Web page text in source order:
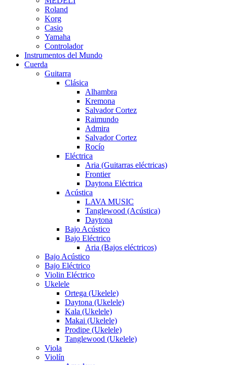
Roland
Korg
Casio
Yamaha
Controlador
Instrumentos del Mundo
Cuerda
Guitarra
Clásica
Alhambra
Kremona
Salvador Cortez
Raimundo
Admira
Salvador Cortez
Rocío
Eléctrica
Aria (Guitarras eléctricas)
Frontier
Daytona Eléctrica
Acústica
LAVA MUSIC
Tanglewood (Acústica)
Daytona
Bajo Acústico
Bajo Eléctrico
Aria (Bajos eléctricos)
Bajo Acústico
Bajo Eléctrico
Violin Eléctrico
Ukelele
Ortega (Ukelele)
Daytona (Ukelele)
Kala (Ukelele)
Makai (Ukelele)
Prodipe (Ukelele)
Tanglewood (Ukelele)
Viola
Violín